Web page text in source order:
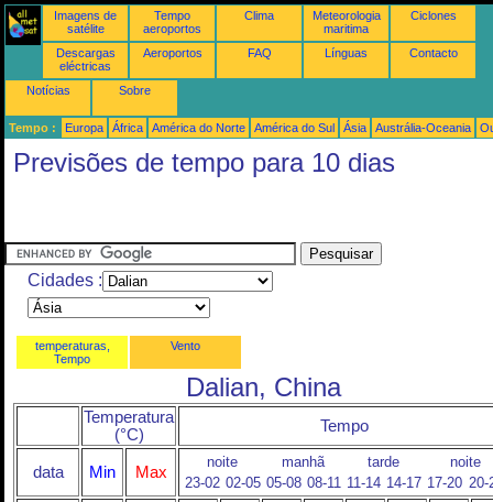
Imagens de
satélite
Tempo
aeroportos
Clima
Meteorologia
maritima
Ciclones
Descargas
eléctricas
Aeroportos FAQ Línguas Contacto
Notícias Sobre
Tempo : Europa África América do Norte América do Sul Ásia Austrália-Oceania
Previsões de tempo para 10 dias
Cidades :
temperaturas,
Tempo
Vento
Dalian, China
Temperatura
(°C)
Tempo
data Min Max
noite manhã tarde
noite
23-02 02-05 05-08 08-11 11-14 14-17 17-20 20-